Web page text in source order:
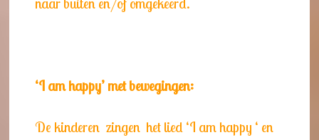
‘I am happy’ met bewegingen:
De kinderen zingen het lied ‘I am happy ‘ en